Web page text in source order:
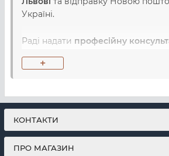
Україні.
Раді надати професійну
використанням товарів з
ТехноСфера єофіційним
пропонує виключно офіційну
товари від виробника.
+
КОНТАКТИ
ПРО МАГАЗИН